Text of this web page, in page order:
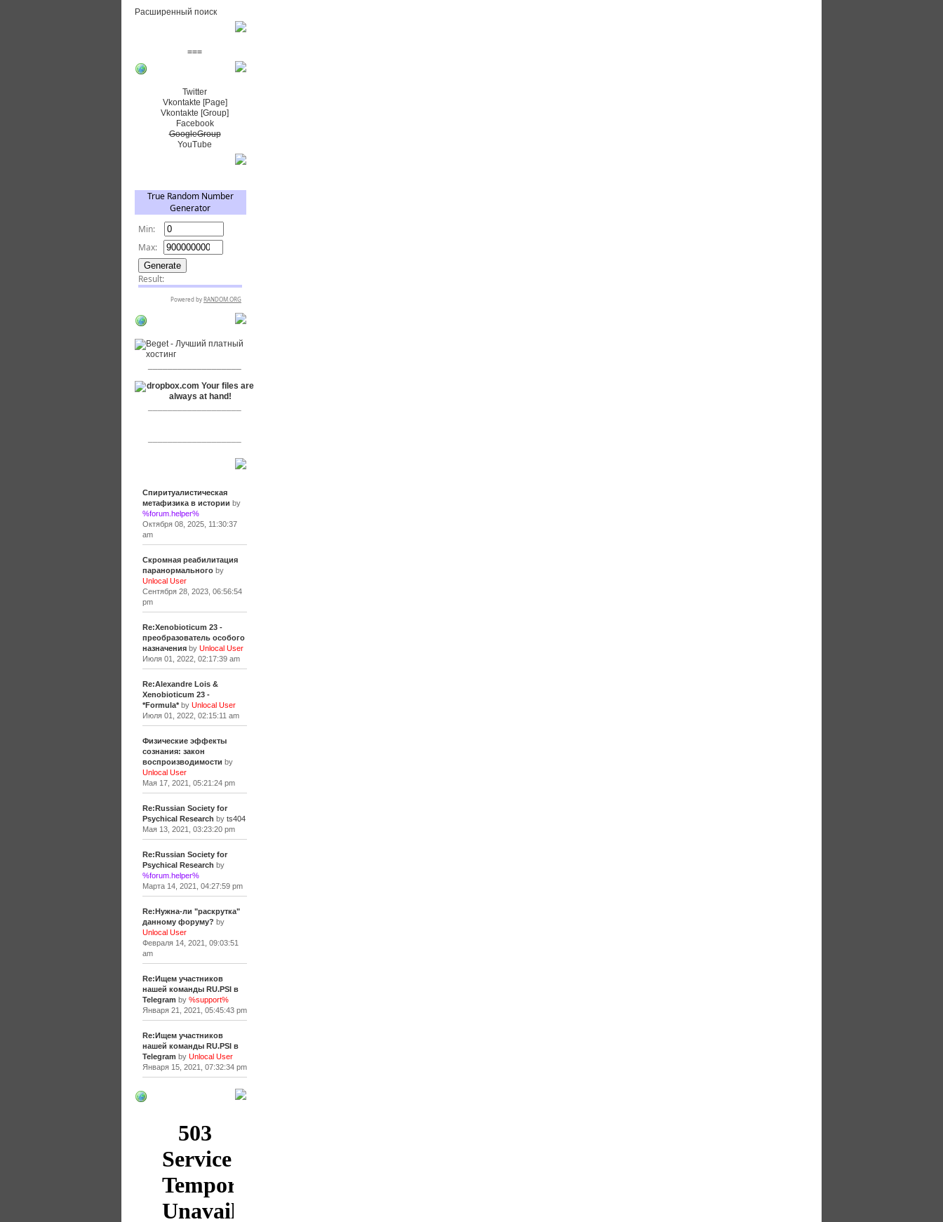
Расширенный поиск
===
Twitter
Vkontakte [Page]
Vkontakte [Group]
Facebook
GoogleGroup
YouTube
с:
Спиритуалистическая
метафизика в истории by
%forum.helper%
Октября 08, 2025, 11:30:37
am
Скромная реабилитация
паранормальногоby
Unlocal User
Сентября 28, 2023, 06:56:54
pm
Re:Xenobioticum 23 -
преобразователь особого
назначенияby Unlocal User
Июля 01, 2022, 02:17:39 am
Re:Alexandre Lois &
Xenobioticum 23 -
*Formula*by Unlocal User
Июля 01, 2022, 02:15:11 am
Физические эффекты
сознания: закон
воспроизводимости by
Unlocal User
Мая 17, 2021, 05:21:24 pm
Re:Russian Society for
Psychical Research by ts404
Мая 13, 2021, 03:23:20 pm
Re:Russian Society for
Psychical Research by
%forum.helper%
Марта 14, 2021, 04:27:59 pm
Re:Нужна-ли "раскрутка"
данному форуму? by
Unlocal User
Февраля 14, 2021, 09:03:51
am
Re:Ищем участников
нашей команды RU.PSI в
Telegram by %support%
Января 21, 2021, 05:45:43 pm
Re:Ищем участников
нашей команды RU.PSI в
Telegram by Unlocal User
Января 15, 2021, 07:32:34 pm